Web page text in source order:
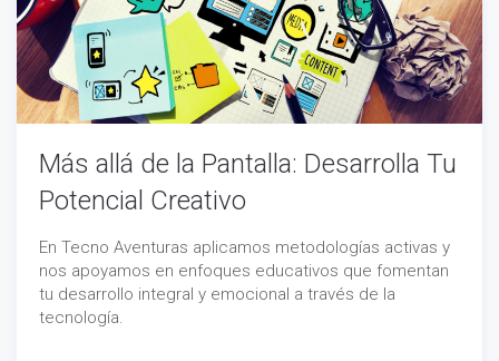
Más allá de la Pantalla: Desarrolla Tu
Potencial Creativo
En Tecno Aventuras aplicamos metodologías activas y
nos apoyamos en enfoques educativos que fomentan
tu desarrollo integral y emocional a través de la
tecnología.